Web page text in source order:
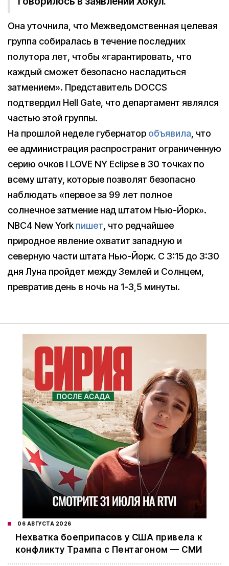
Она уточнила, что Межведомственная целевая
группа собиралась в течение последних
полутора лет, чтобы «гарантировать, что
каждый сможет безопасно насладиться
затмением». Представитель DOCCS
подтвердил Hell Gate, что департамент являлся
частью этой группы.
На прошлой неделе губернатор объявила, что
ее администрация распространит ограниченную
серию очков I LOVE NY Eclipse в 30 точках по
всему штату, которые позволят безопасно
наблюдать «первое за 99 лет полное
солнечное затмение над штатом Нью-Йорк».
NBC4 New Yorkпишет, что редчайшее
природное явление охватит западную и
северную части штата Нью-Йорк. С 3:15 до 3:30
дня Луна пройдет между Землей и Солнцем,
превратив день в ночь на 1-3,5 минуты.
06 АВГУСТА 2026
Нехватка боеприпасов у США привела к
конфликту Трампа с Пентагоном — СМИ